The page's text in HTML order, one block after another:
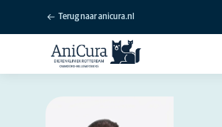
Terug naar anicura.nl